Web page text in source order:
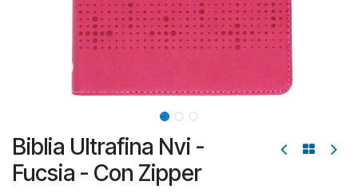
Biblia Ultrafina Nvi -
Fucsia - Con Zipper